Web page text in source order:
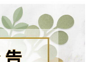
先享後付」服務完成之交
將交易相關給付款項請求債
護人之同意方可使用
查看運費